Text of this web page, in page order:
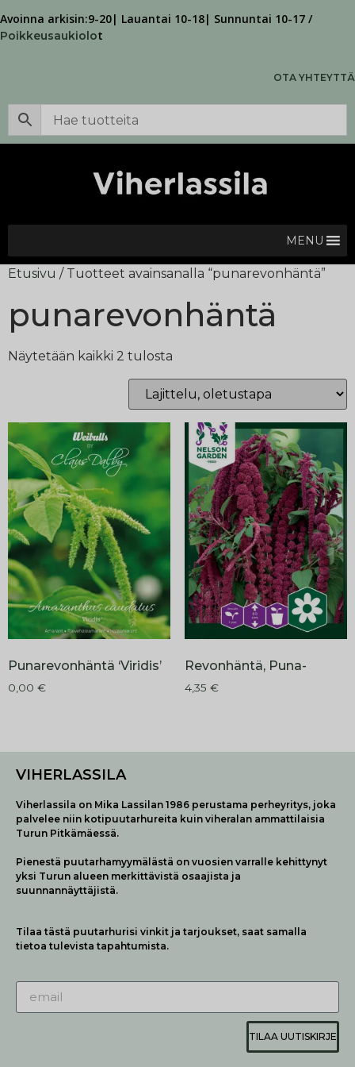
Avoinna arkisin:9-20| Lauantai 10-18| Sunnuntai 10-17 /
Poikkeusaukiolot
OTA YHTEYTTÄ
MENU
Etusivu / Tuotteet avainsanalla “punarevonhäntä”
punarevonhäntä
Näytetään kaikki 2 tulosta
Punarevonhäntä ‘Viridis’
0,00 €
Revonhäntä, Puna-
4,35 €
VIHERLASSILA
Viherlassila on Mika Lassilan 1986 perustama perheyritys, joka
palvelee niin kotipuutarhureita kuin viheralan ammattilaisia
Turun Pitkämäessä.
Pienestä puutarhamyymälästä on vuosien varralle kehittynyt
yksi Turun alueen merkittävistä osaajista ja
suunnannäyttäjistä.
Tilaa tästä puutarhurisi vinkit ja tarjoukset, saat samalla
tietoa tulevista tapahtumista.
TILAA UUTISKIRJE